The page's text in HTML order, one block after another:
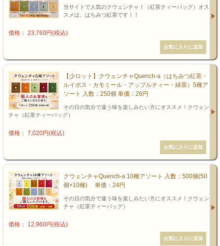
当サイトで人気のクウェンチャ！（紅茶ティーバッグ）オス
スメは、はちみつ紅茶です！！
価格： 23,760円(税込)
【少ロット】クウェンチャQuench-a（はちみつ紅茶・
ルイボス・カモミール・アップルティー・緑茶）5種ア
ソート 入数：250個 単価：26円
その日の気分で違う味を楽しみたい方にオススメ！クウェン
チャ（紅茶ティーバッグ）
価格： 7,020円(税込)
クウェンチャQuench-a 10種アソート 入数：500個(50
個×10種) 単価：24円
その日の気分で違う味を楽しみたい方にオススメ！クウェン
チャ（紅茶ティーバッグ）
価格： 12,960円(税込)